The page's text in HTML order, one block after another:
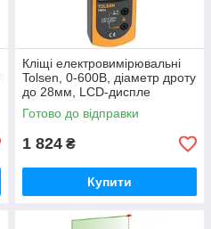
Кліщі електровимірювальні
Tolsen, 0-600В, діаметр дроту
до 28мм, LCD-диспле
(38034)
Готово до відправки
1 824 ₴
Купити